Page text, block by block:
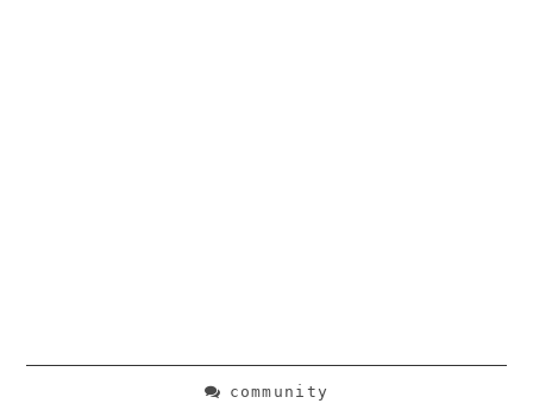
community